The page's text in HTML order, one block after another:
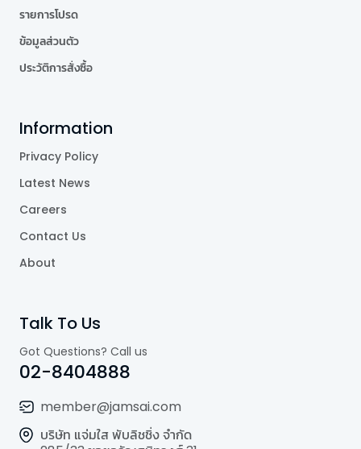
รายการโปรด
ข้อมูลส่วนตัว
ประวัติการสั่งซื้อ
Information
Privacy Policy
Latest News
Careers
Contact Us
About
Talk To Us
Got Questions? Call us
02-8404888
member@jamsai.com
บริษัท แจ่มใส พับลิชชิ่ง จำกัด